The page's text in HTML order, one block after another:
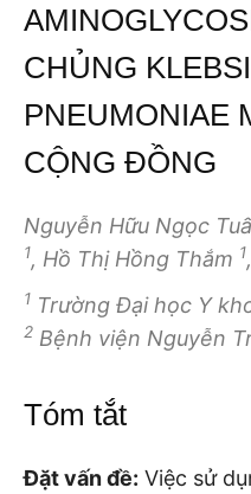
CHỦNG
PNEUMONIAE
CỘNG ĐỒNG
Nguyễn Hữu Ngọc
1, Hồ Thị Hồng Thắm 1
1 Trường Đại học Y
2 Bệnh viện Nguyễn
Tóm tắt
Đặt vấn đề: Việc sử